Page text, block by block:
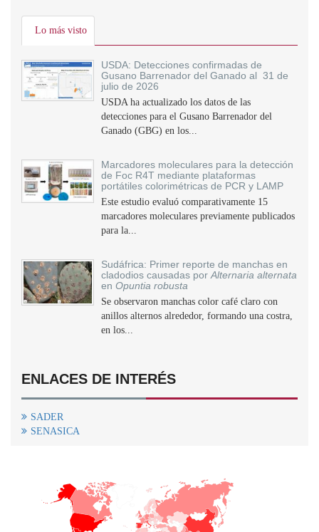
Lo más visto
USDA: Detecciones confirmadas de
Gusano Barrenador del Ganado al 31 de
julio de 2026
USDA ha actualizado los datos de las
detecciones para el Gusano Barrenador del
Ganado (GBG) en los...
Marcadores moleculares para la detección
de Foc R4T mediante plataformas
portátiles colorimétricas de PCR y LAMP
Este estudio evaluó comparativamente 15
marcadores moleculares previamente publicados
para la...
Sudáfrica: Primer reporte de manchas en
cladodios causadas por Alternaria alternata
en Opuntia robusta
Se observaron manchas color café claro con
anillos alternos alrededor, formando una costra,
en los...
ENLACES DE INTERÉS
SADER
SENASICA